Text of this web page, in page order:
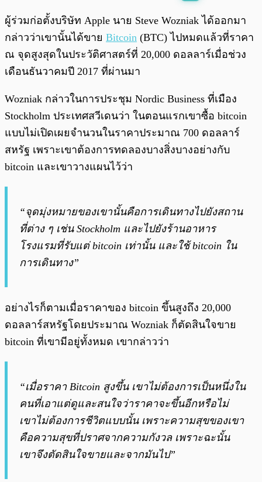
พร้อมเล่น 0:00/
ผู้ร่วมก่อตั้งบริษัท Apple นาย Steve Wozniak ได้ออกมา
กล่าวว่าเขานั้นได้ขาย Bitcoin (BTC) ไปหมดแล้วที่ราคา
ณ จุดสูงสุดในประวัติศาสตร์ที่ 20,000 ดอลลาร์เมื่อช่วง
เดือนธันวาคมปี 2017 ที่ผ่านมา
Wozniak กล่าวในการประชุม Nordic Business ที่เมือง
Stockholm ประเทศสวีเดนว่า ในตอนแรกเขาซื้อ bitcoin
แบบไม่เปิดเผยจำนวนในราคาประมาณ 700 ดอลลาร์
สหรัฐ เพราะเขาต้องการทดลองบางสิ่งบางอย่างกับ
bitcoin และเขาวางแผนไว้ว่า
“จุดมุ่งหมายของเขานั้นคือการเดินทางไปยังสถาน
ที่ต่าง ๆ เช่น Stockholm และไปยังร้านอาหาร
โรงแรมที่รับแต่ bitcoin เท่านั้น และใช้ bitcoin ใน
การเดินทาง”
อย่างไรก็ตามเมื่อราคาของ bitcoin ขึ้นสูงถึง 20,000
ดอลลาร์สหรัฐโดยประมาณ Wozniak ก็ตัดสินใจขาย
bitcoin ที่เขามีอยู่ทั้งหมด เขากล่าวว่า
“เมื่อราคา Bitcoin สูงขึ้น เขาไม่ต้องการเป็นหนึ่งใน
คนที่เอาแต่ดูและสนใจว่าราคาจะขึ้นอีกหรือไม่
เขาไม่ต้องการชีวิตแบบนั้น เพราะความสุขของเขา
คือความสุขที่ปราศจากความกังวล เพราะฉะนั้น
เขาจึงตัดสินใจขายและจากมันไป”